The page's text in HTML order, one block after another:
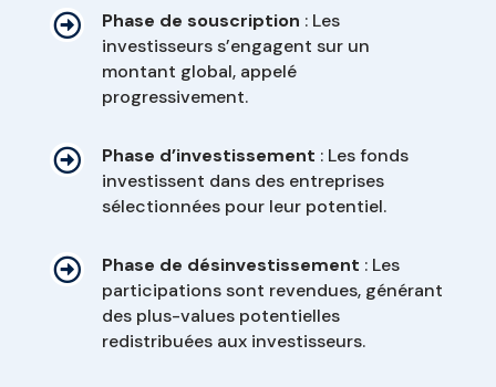
 Phase de souscription : Les
investisseurs s’engagent sur un
montant global, appelé
progressivement.
 Phase d’investissement : Les fonds
investissent dans des entreprises
sélectionnées pour leur potentiel.
 Phase de désinvestissement : Les
participations sont revendues, générant
des plus-values potentielles
redistribuées aux investisseurs.